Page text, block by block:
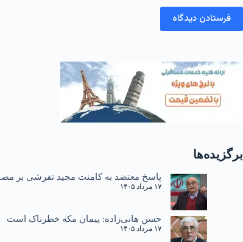
فرستادن دیدگاه
برگزیده‌ها
پاسخ معتضد به کامنت مجید تفرشی بر
۱۷ مرداد ۱۴۰۵
حسن هانی‌زاده: پیمان مکه خطرناک است
۱۷ مرداد ۱۴۰۵